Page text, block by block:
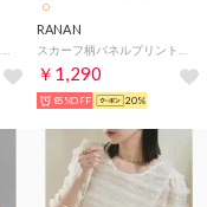
RANAN
￥1,290
85%OFF 20%